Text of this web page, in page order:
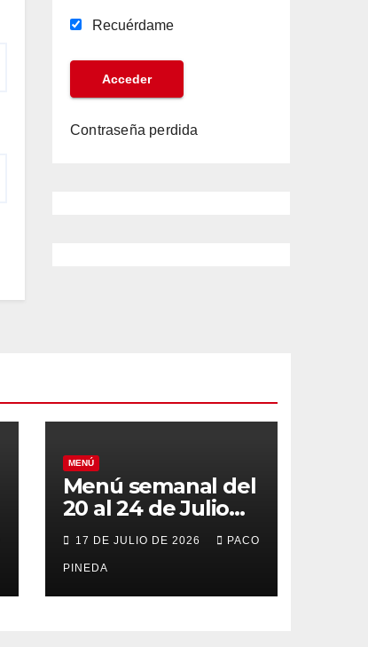
Recuérdame
Contraseña perdida
MENÚ
Menú semanal del
20 al 24 de Julio
de 2026
17 DE JULIO DE 2026 PACO
PINEDA